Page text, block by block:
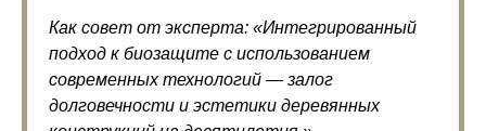
Как совет от эксперта: «Интегрированный
подход к биозащите с использованием
современных технологий — залог
долговечности и эстетики деревянных